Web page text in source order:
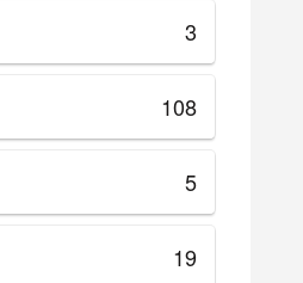
3
108
5
19